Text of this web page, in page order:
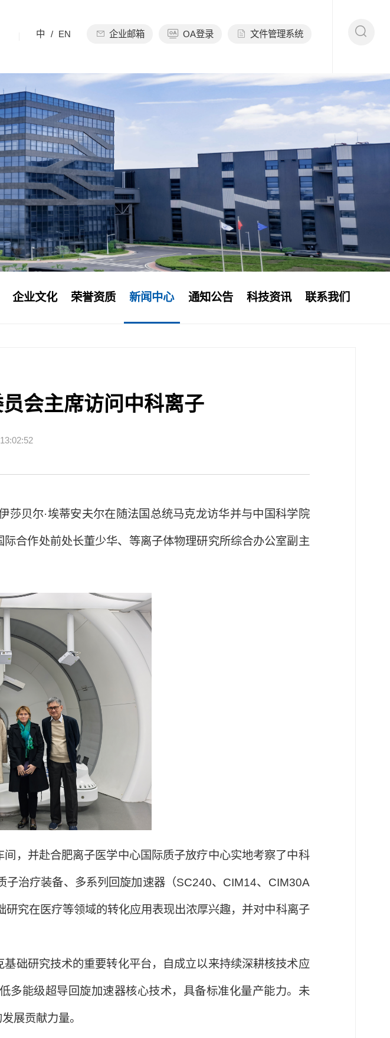
中 / EN 企业邮箱 OA登录 文件管理系统
企业文化 荣誉资质 新闻中心 通知公告 科技资讯 联系我们
会主席访问中科离子
贝尔·埃蒂安夫尔在随法国总统马克龙访华并与中国科学院
合作处前处长董少华、等离子体物理研究所综合办公室副主
，并赴合肥离子医学中心国际质子放疗中心实地考察了中科
治疗装备、多系列回旋加速器（SC240、CIM14、CIM30A
究在医疗等领域的转化应用表现出浓厚兴趣，并对中科离子
础研究技术的重要转化平台，自成立以来持续深耕核技术应
多能级超导回旋加速器核心技术，具备标准化量产能力。未
展贡献力量。